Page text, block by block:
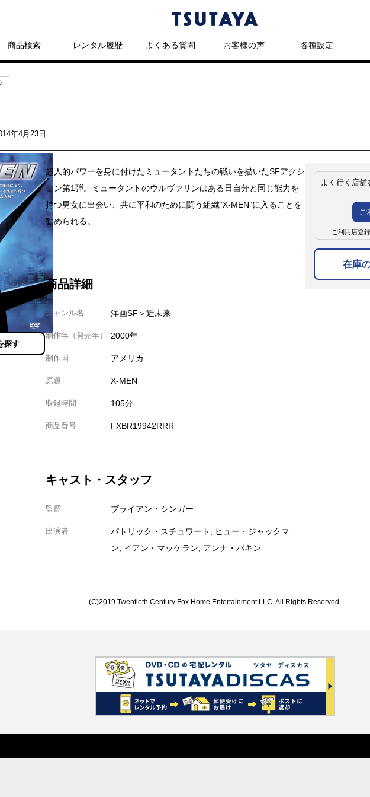
商品検索 レンタル履歴 よくある質問 お客様の声 各種設定
年4月23日
探す
超人的パワーを身に付けたミュータントたちの戦いを描いたSFアクシ
ョン第1弾。ミュータントのウルヴァリンはある日自分と同じ能力を
持つ男女に出会い、共に平和のために闘う組織“X-MEN”に入ることを
勧められる。
商品詳細
ジャンル名 洋画SF＞近未来
制作年（発売年） 2000年
制作国 アメリカ
原題 X-MEN
収録時間 105分
商品番号 FXBR19942RRR
キャスト・スタッフ
監督 ブライアン・シンガー
出演者
パトリック・スチュワート, ヒュー・ジャックマ
ン, イアン・マッケラン, アンナ・パキン
よく行く店舗
ご
ご利用店登
在庫
(C)2019 Twentieth Century Fox Home Entertainment LLC. All Rights Reserved.